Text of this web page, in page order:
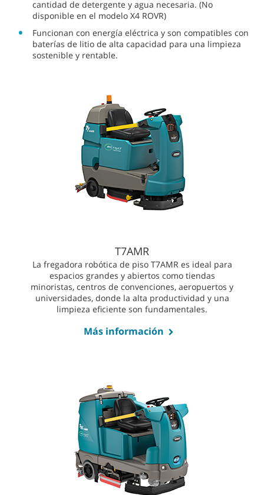
cantidad de detergente y agua necesaria. (No
disponible en el modelo X4 ROVR)
Funcionan con energía eléctrica y son compatibles con
baterías de litio de alta capacidad para una limpieza
sostenible y rentable.
T7AMR
La fregadora robótica de piso T7AMR es ideal para
espacios grandes y abiertos como tiendas
minoristas, centros de convenciones, aeropuertos y
universidades, donde la alta productividad y una
limpieza eficiente son fundamentales.
Más información